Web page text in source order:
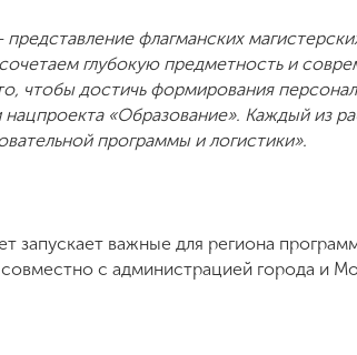
флагманских
глубокую предметность и
чтобы достичь формирования
«Образование». Каждый из
программы и логистики».
запускает важные для региона
совместно с администрацией города и